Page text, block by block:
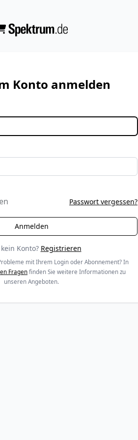
Konto anmelden
Passwort vergessen?
Konto? Registrieren
mit Ihrem Login oder Abonnement? In
Fragenfinden Sie weitere Informationen zu
unseren Angeboten.